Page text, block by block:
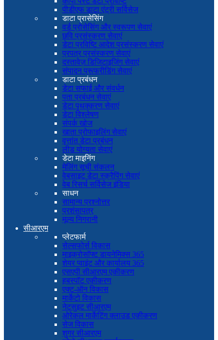
पीडीएफ डाटा एंट्री सर्विसेज
डाटा प्रासेसिंग
वर्ड प्रोसेसिंग और स्वरूपण सेवाएं
छवि प्रसंस्करण सेवाएं
डेटा प्रविष्टि आदेश प्रसंस्करण सेवाएं
प्रपत्र प्रसंस्करण सेवाएं
दस्तावेज़ डिजिटाइजिंग सेवाएं
संपादन प्रूफरीडिंग सेवाएं
डाटा प्रबंधन
डेटा सफाई और संवर्धन
पता प्रबंधन सेवाएं
डेटा पृथक्करण सेवाएं
डेटा विश्लेषण
संपर्क खोज
खाता प्रोफाइलिंग सेवाएं
वृत्तांत डेटा प्रबंधन
लीड योग्यता सेवाएं
डेटा माइनिंग
मेलिंग सूची संकलन
वेबसाइट डेटा स्क्रैपिंग सेवाएं
वेब रिसर्च सर्विसेज इंडिया
साधन
सामान्य प्रश्नोत्तर
प्रशंसापत्र
मूल्य निगरानी
सीआरएम
प्लेटफार्म
सेल्सफोर्स विकास
माइक्रोसॉफ्ट डायनेमिक्स 365
शेयर प्वाइंट और कार्यालय 365
एसएपी सीआरएम एकीकरण
हबस्पॉट एकीकरण
एक्ट-ऑन विकास
मार्केटो विकास
नेटसुइट सीआरएम
ओरेकल मार्केटिंग क्लाउड एकीकरण
सेज विकास
शुगर सीआरएम